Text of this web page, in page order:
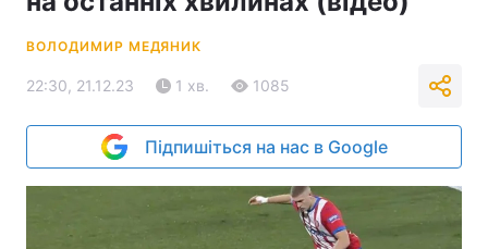
ВОЛОДИМИР МЕДЯНИК
22:30, 21.12.23 1 хв. 1085
Підпишіться на нас в Google